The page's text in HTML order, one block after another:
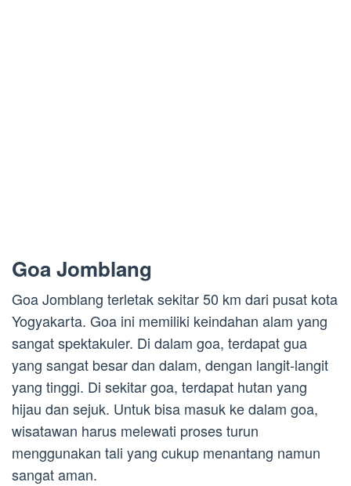
Goa Jomblang
Goa Jomblang terletak sekitar 50 km dari pusat kota
Yogyakarta. Goa ini memiliki keindahan alam yang
sangat spektakuler. Di dalam goa, terdapat gua
yang sangat besar dan dalam, dengan langit-langit
yang tinggi. Di sekitar goa, terdapat hutan yang
hijau dan sejuk. Untuk bisa masuk ke dalam goa,
wisatawan harus melewati proses turun
menggunakan tali yang cukup menantang namun
sangat aman.